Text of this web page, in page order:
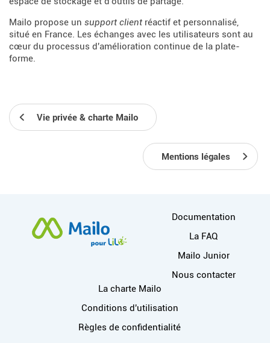
Mailo propose un support client réactif et personnalisé,
situé en France. Les échanges avec les utilisateurs sont au
cœur du processus d'amélioration continue de la plate-
forme.
Vie privée & charte Mailo
Mentions légales
Plus d'informations
Documentation
La FAQ
Mailo Junior
Nous contacter
Liens utiles
La charte Mailo
Conditions d'utilisation
Règles de confidentialité